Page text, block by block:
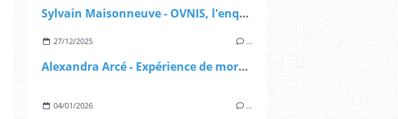
Sylvain Maisonneuve - OVNIS, l'enquête déclassifiée
27/12/2025 …
Alexandra Arcé - Expérience de mort imminente - L'approche jungienne
04/01/2026 …